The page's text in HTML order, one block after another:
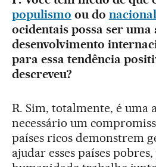
populismo ou do
ocidentais possa ser uma
desenvolvimento
para essa tendência
descreveu?
R. Sim, totalmente, é uma
necessário um
países ricos demonstrem
ajudar esses países